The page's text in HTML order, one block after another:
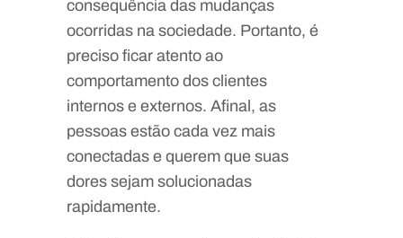
consequência das mudanças
ocorridas na sociedade. Portanto, é
preciso ficar atento ao
comportamento dos clientes
internos e externos. Afinal, as
pessoas estão cada vez mais
conectadas e querem que suas
dores sejam solucionadas
rapidamente.